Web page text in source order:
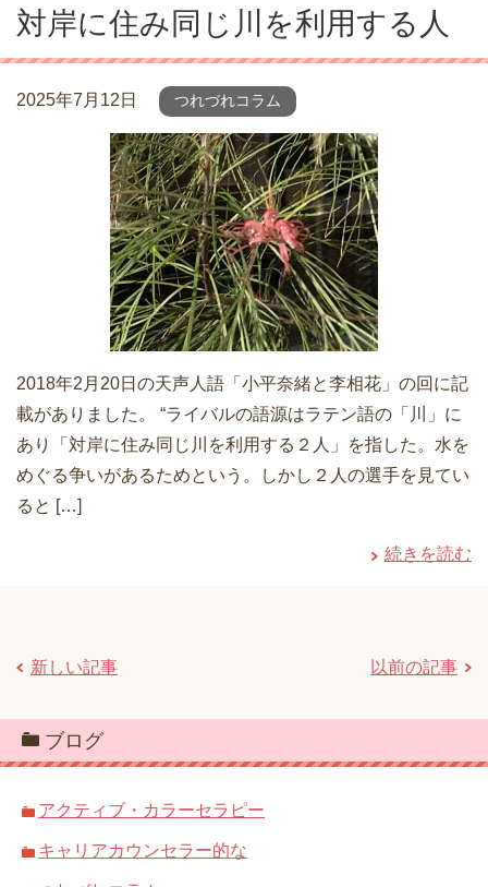
対岸に住み同じ川を利用する人
2025年7月12日 つれづれコラム
2018年2月20日の天声人語「小平奈緒と李相花」の回に記
載がありました。 “ライバルの語源はラテン語の「川」に
あり「対岸に住み同じ川を利用する２人」を指した。水を
めぐる争いがあるためという。しかし２人の選手を見てい
ると […]
続きを読む
以前の記事
新しい記事
ブログ
アクティブ・カラーセラピー
キャリアカウンセラー的な